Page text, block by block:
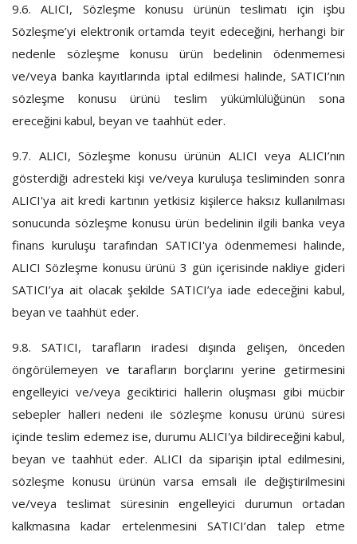
9.6. ALICI, Sözleşme konusu ürünün teslimatı için işbu
Sözleşme’yi elektronik ortamda teyit edeceğini, herhangi bir
nedenle sözleşme konusu ürün bedelinin ödenmemesi
ve/veya banka kayıtlarında iptal edilmesi halinde, SATICI’nın
sözleşme konusu ürünü teslim yükümlülüğünün sona
ereceğini kabul, beyan ve taahhüt eder.
9.7. ALICI, Sözleşme konusu ürünün ALICI veya ALICI’nın
gösterdiği adresteki kişi ve/veya kuruluşa tesliminden sonra
ALICI'ya ait kredi kartının yetkisiz kişilerce haksız kullanılması
sonucunda sözleşme konusu ürün bedelinin ilgili banka veya
finans kuruluşu tarafından SATICI'ya ödenmemesi halinde,
ALICI Sözleşme konusu ürünü 3 gün içerisinde nakliye gideri
SATICI’ya ait olacak şekilde SATICI’ya iade edeceğini kabul,
beyan ve taahhüt eder.
9.8. SATICI, tarafların iradesi dışında gelişen, önceden
öngörülemeyen ve tarafların borçlarını yerine getirmesini
engelleyici ve/veya geciktirici hallerin oluşması gibi mücbir
sebepler halleri nedeni ile sözleşme konusu ürünü süresi
içinde teslim edemez ise, durumu ALICI'ya bildireceğini kabul,
beyan ve taahhüt eder. ALICI da siparişin iptal edilmesini,
sözleşme konusu ürünün varsa emsali ile değiştirilmesini
ve/veya teslimat süresinin engelleyici durumun ortadan
kalkmasına kadar ertelenmesini SATICI’dan talep etme